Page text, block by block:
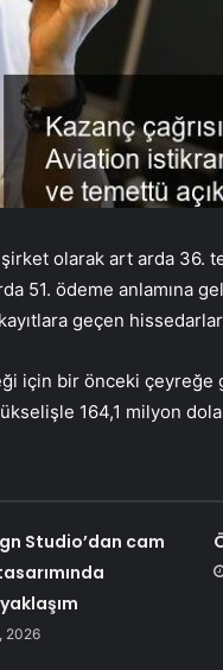
şirket olarak art arda 36.
51. ödeme anlamına
geçen
için bir önceki çeyreğe
164,1 milyon
Studio’dan cam
2026